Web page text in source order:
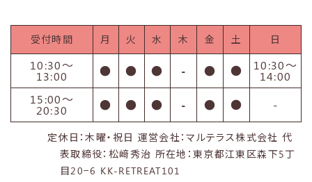
受付時間 月 火 水 木 金 土 日
10:30〜
13:00 ● ● ● - ● ● 10:30〜
14:00
15:00〜
20:30 ● ● ● - ● ● -
定休日：木曜・祝日 運営会社：マルテラス株式会社 代
表取締役：松﨑秀治 所在地：東京都江東区森下5丁
目20−6 KK-RETREAT101